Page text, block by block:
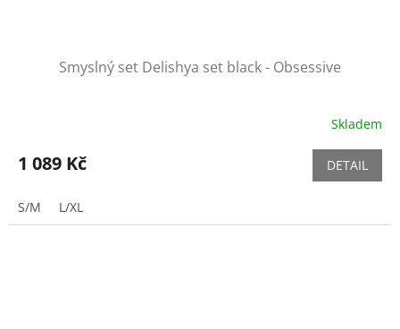
Smyslný set Delishya set black - Obsessive
Skladem
1 089 Kč DETAIL
S/M L/XL